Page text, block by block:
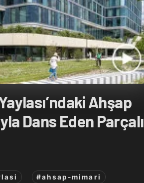
Ahşap
Dans Eden Parçalı
#ahsap-mimari